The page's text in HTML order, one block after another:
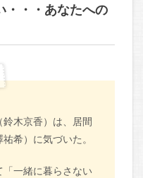
・・・あなたへの
木京香）は、居間
希）に気づいた。
一緒に暮らさない